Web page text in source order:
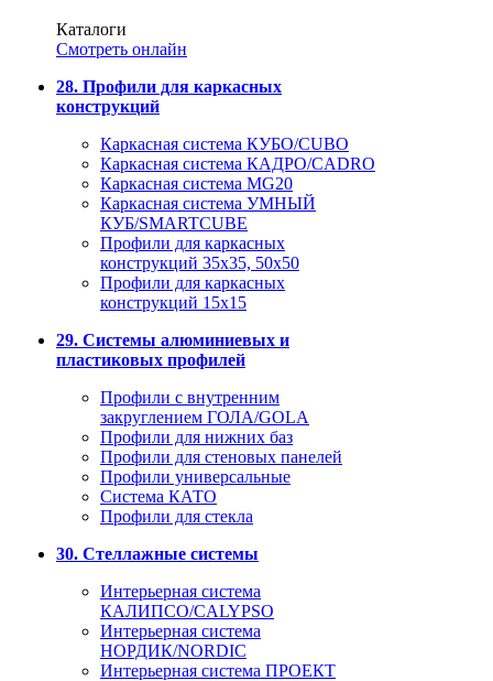
Каталоги
Смотреть онлайн
28. Профили для каркасных
конструкций
Каркасная система КУБО/CUBO
Каркасная система КАДРО/CADRO
Каркасная система MG20
Каркасная система УМНЫЙ
КУБ/SMARTCUBE
Профили для каркасных
конструкций 35x35, 50x50
Профили для каркасных
конструкций 15х15
29. Системы алюминиевых и
пластиковых профилей
Профили с внутренним
закруглением ГОЛА/GOLA
Профили для нижних баз
Профили для стеновых панелей
Профили универсальные
Система КАТО
Профили для стекла
30. Стеллажные системы
Интерьерная система
КАЛИПСО/CALYPSO
Интерьерная система
НОРДИК/NORDIC
Интерьерная система ПРОЕКТ